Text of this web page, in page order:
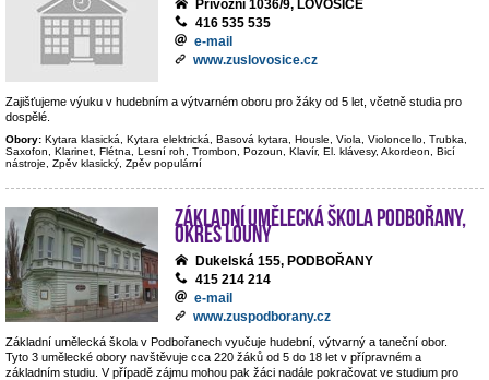
Přívozní 1036/9, LOVOSICE
416 535 535
e-mail
www.zuslovosice.cz
Zajišťujeme výuku v hudebním a výtvarném oboru pro žáky od 5 let, včetně studia pro
dospělé.
Obory: Kytara klasická, Kytara elektrická, Basová kytara, Housle, Viola, Violoncello, Trubka,
Saxofon, Klarinet, Flétna, Lesní roh, Trombon, Pozoun, Klavír, El. klávesy, Akordeon, Bicí
nástroje, Zpěv klasický, Zpěv populární
Základní umělecká škola Podbořany,
okres Louny
Dukelská 155, PODBOŘANY
415 214 214
e-mail
www.zuspodborany.cz
Základní umělecká škola v Podbořanech vyučuje hudební, výtvarný a taneční obor.
Tyto 3 umělecké obory navštěvuje cca 220 žáků od 5 do 18 let v přípravném a
základním studiu. V případě zájmu mohou pak žáci nadále pokračovat ve studium pro